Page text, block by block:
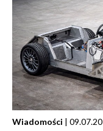
Wiadomości | 09.07.20